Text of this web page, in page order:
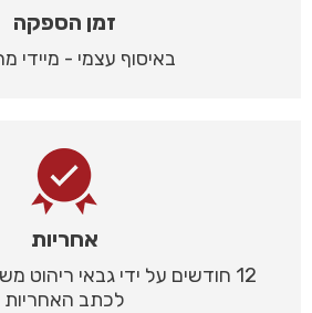
זמן הספקה
באיסוף עצמי - מיידי
אחריות
12 חודשים על ידי גבאי
לכתב האחריות